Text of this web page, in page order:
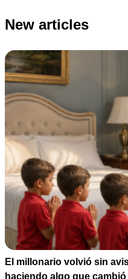
New articles
El millonario volvió sin
haciendo algo que